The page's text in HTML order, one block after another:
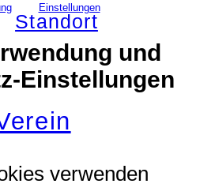
Standort
Einstellungen
und
Einstellungen
verwenden